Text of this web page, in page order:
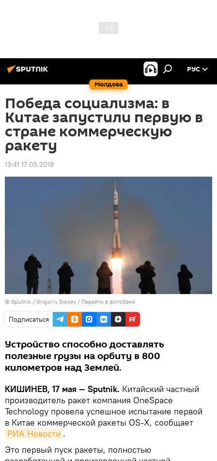
Молдова
РУС
Победа социализма: в
Китае запустили первую в
стране коммерческую
ракету
13:41 17.05.2018
© Sputnik / Grigoriy Sisoev / Перейти в фотобанк
Подписаться
Устройство способно доставлять
полезные грузы на орбиту в 800
километров над Землей.
КИШИНЕВ, 17 мая — Sputnik. Китайский частный
производитель ракет компания OneSpace
Technology провела успешное испытание первой
в Китае коммерческой ракеты OS-X, сообщает
РИА Новости .
Это первый пуск ракеты, полностью